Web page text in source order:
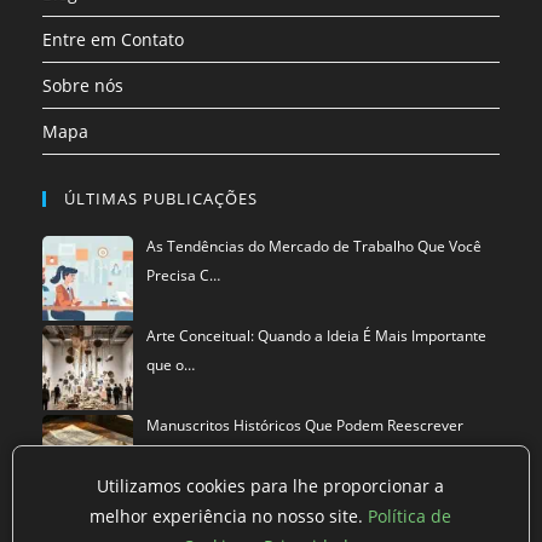
Entre em Contato
Sobre nós
Mapa
ÚLTIMAS PUBLICAÇÕES
As Tendências do Mercado de Trabalho Que Você
Precisa C…
Arte Conceitual: Quando a Ideia É Mais Importante
que o…
Manuscritos Históricos Que Podem Reescrever
Utilizamos cookies para lhe proporcionar a
melhor experiência no nosso site. Política de